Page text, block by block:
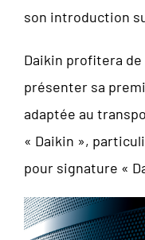
son introduction
Daikin profitera
présenter sa
adaptée au
« Daikin »,
pour signature «